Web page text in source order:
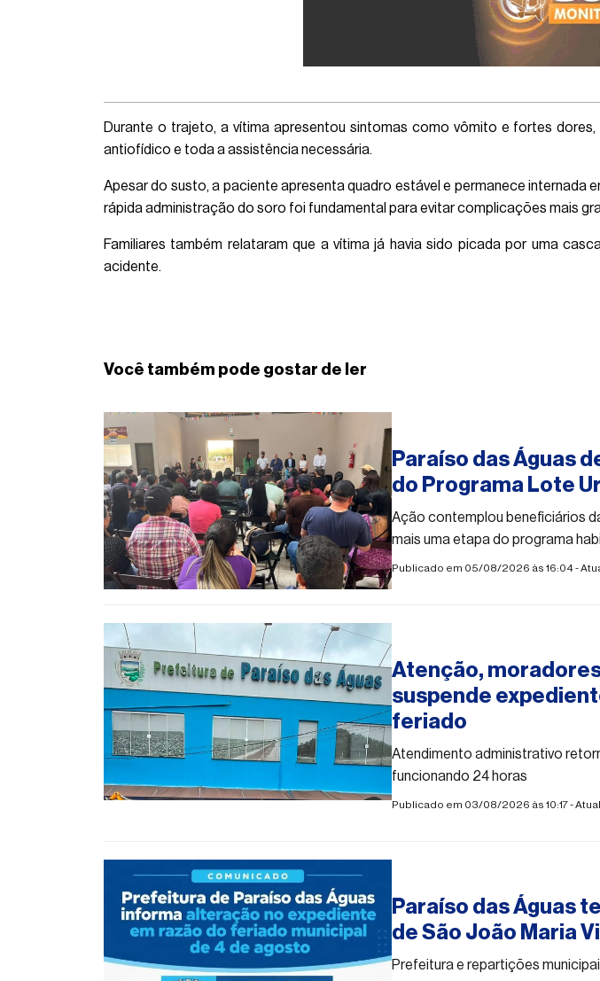
Durante o trajeto, a vítima apresentou sintomas como vômito e fortes
antiofídico e toda a assistência necessária.
Apesar do susto, a paciente apresenta quadro estável e permanece
rápida administração do soro foi fundamental para evitar complicações mais
Familiares também relataram que a vítima já havia sido picada por uma
acidente.
Você também pode gostar de ler
Paraíso das Águas
do Programa Lote
Ação contemplou beneficiários
mais uma etapa do programa
Estado
Publicado em 05/08/2026 às 16:04 -
Atenção,
suspende
feriado
Atendimento administrativo
funcionando 24 horas
Publicado em 03/08/2026 às 10:17 -
Paraíso das Águas
de São João Maria
Prefeitura e repartições